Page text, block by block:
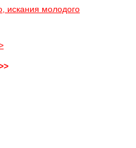
искания молодого